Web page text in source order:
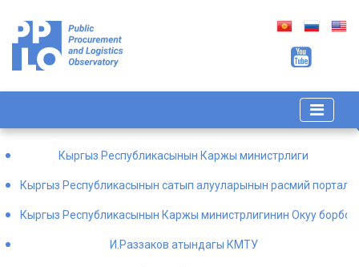
Кыргыз Республикасынын Каржы министрлиги
Кыргыз Республикасынын сатып алууларынын расмий порталы
Кыргыз Республикасынын Каржы министрлигинин Окуу
И.Раззаков атындагы КМТУ